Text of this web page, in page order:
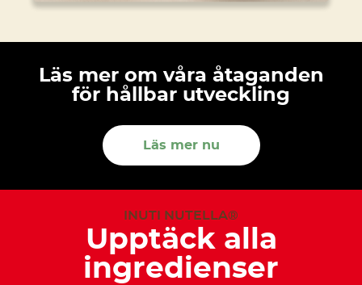
Läs mer om våra åtaganden
för hållbar utveckling
Läs mer nu
INUTI NUTELLA®
Upptäck alla
ingredienser